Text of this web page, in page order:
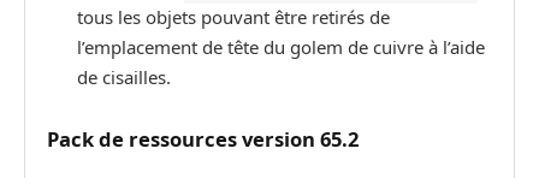
tous les objets pouvant être retirés de
l’emplacement de tête du golem de cuivre à l’aide
de cisailles.
Pack de ressources version 65.2